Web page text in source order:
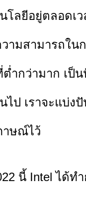
ลยีอยู่ตลอดเว
ามสามารถใน
ำกว่ามาก เป็
ไป เราจะแบ่
าษณ์ไว้
Intel ได้ทำก